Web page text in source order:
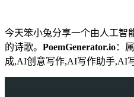
今天笨小兔分享一个由人工智
的诗歌。 PoemGenerator.io：
成,AI创意写作,AI写作助手,AI